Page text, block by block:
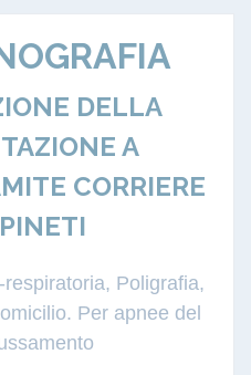
DELLA
A
CORRIERE
Poligrafia,
Per apnee del